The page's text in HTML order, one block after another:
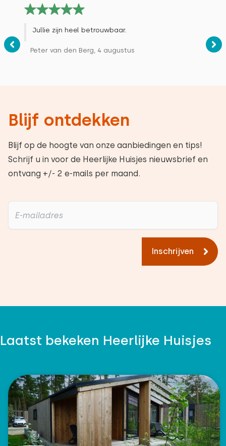
Jullie zijn heel betrouwbaar.
Peter van den Berg, 4 augustus
Blijf ontdekken
Blijf op de hoogte van onze aanbiedingen en tips!
Schrijf u in voor de Heerlijke Huisjes nieuwsbrief en
ontvang +/- 2 e-mails per maand.
Inschrijven
Laatst bekeken Heerlijke Huisjes